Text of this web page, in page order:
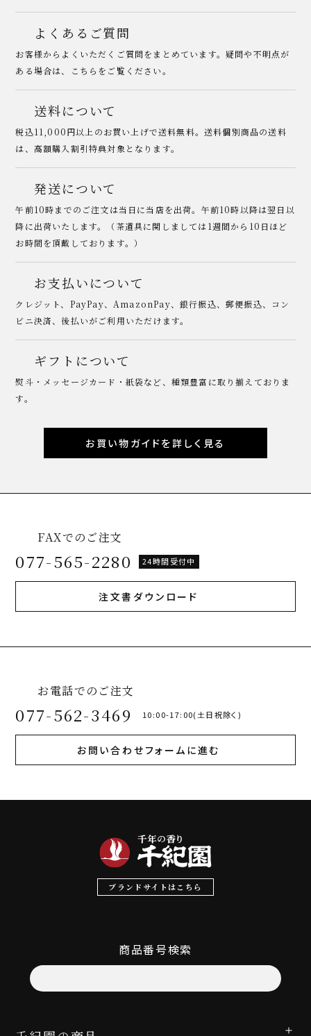
よくあるご質問
お客様からよくいただくご質問をまとめています。疑問や不明点が
ある場合は、こちらをご覧ください。
送料について
税込11,000円以上のお買い上げで送料無料。送料個別商品の送料
は、高額購入割引特典対象となります。
発送について
午前10時までのご注文は当日に当店を出荷。午前10時以降は翌日以
降に出荷いたします。（茶道具に関しましては1週間から10日ほど
お時間を頂戴しております。）
お支払いについて
クレジット、PayPay、AmazonPay、銀行振込、郵便振込、コン
ビニ決済、後払いがご利用いただけます。
ギフトについて
熨斗・メッセージカード・紙袋など、種類豊富に取り揃えておりま
す。
お買い物ガイドを詳しく見る
FAXでのご注文
077-565-2280 24時間受付中
注文書ダウンロード
お電話でのご注文
077-562-3469 10:00-17:00(土日祝除く)
お問い合わせフォームに進む
ブランドサイトはこちら
商品番号検索